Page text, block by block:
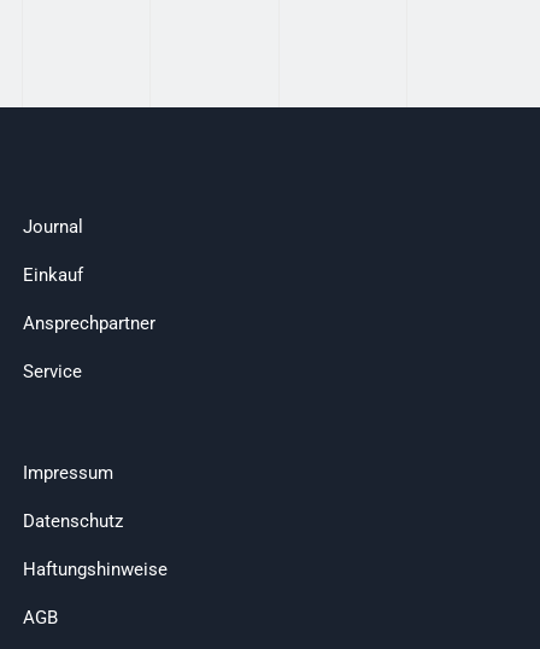
Journal
Einkauf
Ansprechpartner
Service
Impressum
Datenschutz
Haftungshinweise
AGB